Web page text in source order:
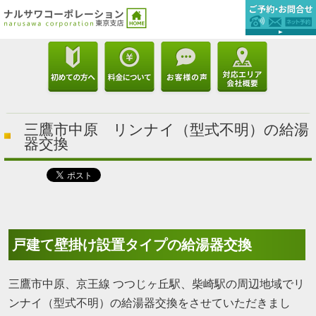
三鷹市中原 リンナイ（型式不明）の給湯
器交換
戸建て壁掛け設置タイプの給湯器交換
三鷹市中原、京王線 つつじヶ丘駅、柴崎駅の周辺地域でリ
ンナイ（型式不明）の給湯器交換をさせていただきまし